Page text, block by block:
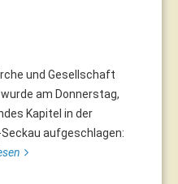
und Gesellschaft
am Donnerstag,
Kapitel in der
aufgeschlagen: